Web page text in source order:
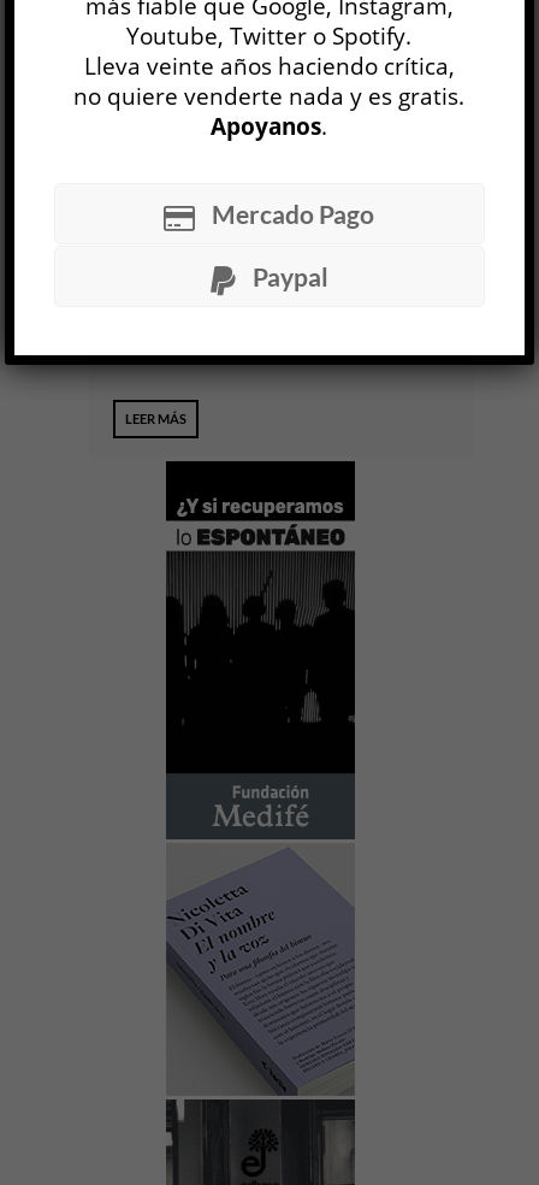
Manuel Antín, escritor de imágenes
Mariángeles Fernández / Diego Sabanés
Mariángeles Fernández y Diego Sabanés
compusieron este libro sobre “los procesos que
partir de conversaciones grabadas entre 2016...
LEER MÁS
Youtube, Twitter o Spotify.
Lleva veinte años haciendo crítica,
no quiere venderte nada y es gratis.
Apoyanos.
Mercado Pago
Paypal